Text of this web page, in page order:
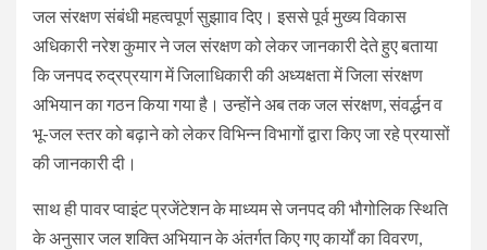
जल संरक्षण संबंधी महत्वपूर्ण सुझााव दिए। इससे पूर्व मुख्य विकास
अधिकारी नरेश कुमार ने जल संरक्षण को लेकर जानकारी देते हुए बताया
कि जनपद रुद्रप्रयाग में जिलाधिकारी की अध्यक्षता में जिला संरक्षण
अभियान का गठन किया गया है। उन्होंने अब तक जल संरक्षण, संवर्द्धन व
भू-जल स्तर को बढ़ाने को लेकर विभिन्न विभागों द्वारा किए जा रहे प्रयासों
की जानकारी दी।
साथ ही पावर प्वाइंट प्रजेंटेशन के माध्यम से जनपद की भौगोलिक स्थिति
के अनुसार जल शक्ति अभियान के अंतर्गत किए गए कार्यों का विवरण,